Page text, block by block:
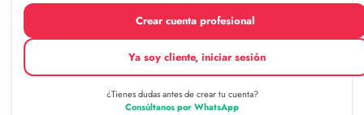
Crear cuenta profesional
Ya soy cliente, iniciar sesión
¿Tienes dudas antes de crear tu cuenta?
Consúltanos por WhatsApp